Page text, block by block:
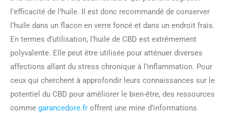
l’efficacité de l’huile. Il est donc recommandé de conserver
l’huile dans un flacon en verre foncé et dans un endroit frais.
En termes d’utilisation, l’huile de CBD est extrêmement
polyvalente. Elle peut être utilisée pour atténuer diverses
affections allant du stress chronique à l’inflammation. Pour
ceux qui cherchent à approfondir leurs connaissances sur le
potentiel du CBD pour améliorer le bien-être, des ressources
comme garancedore.fr offrent une mine d’informations